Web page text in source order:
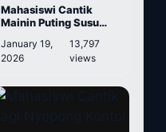
Mahasiswi Cantik
Mainin Puting Susu
January 19,
2026
13,797
views